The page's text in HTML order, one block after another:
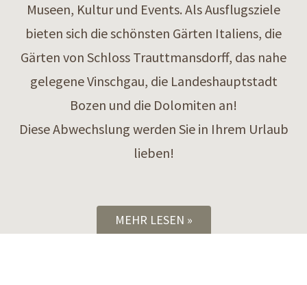
Museen, Kultur und Events. Als Ausflugsziele
bieten sich die schönsten Gärten Italiens, die
Gärten von Schloss Trauttmansdorff, das nahe
gelegene Vinschgau, die Landeshauptstadt
Bozen und die Dolomiten an!
Diese Abwechslung werden Sie in Ihrem Urlaub
lieben!
MEHR LESEN